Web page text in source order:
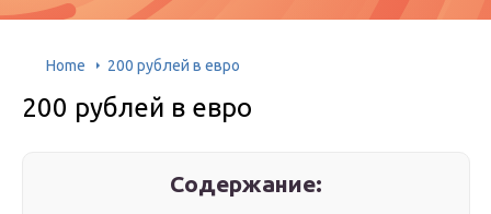
Home 200 рублей в евро
200 рублей в евро
Содержание: